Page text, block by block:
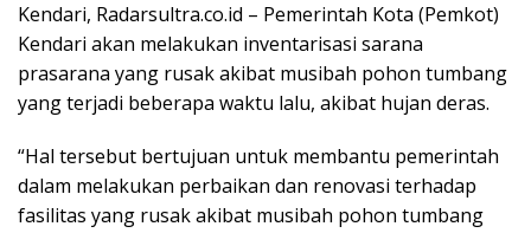
Kendari, Radarsultra.co.id – Pemerintah Kota (Pemkot)
Kendari akan melakukan inventarisasi sarana
prasarana yang rusak akibat musibah pohon tumbang
yang terjadi beberapa waktu lalu, akibat hujan deras.
“Hal tersebut bertujuan untuk membantu pemerintah
dalam melakukan perbaikan dan renovasi terhadap
fasilitas yang rusak akibat musibah pohon tumbang